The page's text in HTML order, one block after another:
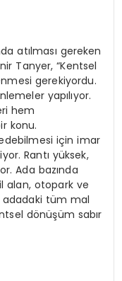
atılması gereken
Tanyer, “Kentsel
gerekiyordu.
yapılıyor.
hem
konu.
için imar
Rantı yüksek,
Ada bazında
alan, otopark ve
adadaki tüm mal
dönüşüm sabır